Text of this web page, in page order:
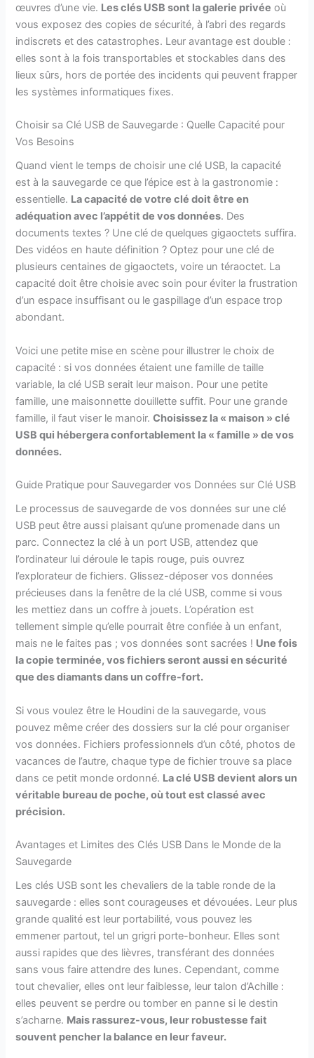
œuvres d’une vie. Les clés USB sont la galerie privée où
vous exposez des copies de sécurité, à l’abri des regards
indiscrets et des catastrophes. Leur avantage est double :
elles sont à la fois transportables et stockables dans des
lieux sûrs, hors de portée des incidents qui peuvent frapper
les systèmes informatiques fixes.
Choisir sa Clé USB de Sauvegarde : Quelle Capacité pour
Vos Besoins
Quand vient le temps de choisir une clé USB, la capacité
est à la sauvegarde ce que l’épice est à la gastronomie :
essentielle. La capacité de votre clé doit être en
adéquation avec l’appétit de vos données. Des
documents textes ? Une clé de quelques gigaoctets suffira.
Des vidéos en haute définition ? Optez pour une clé de
plusieurs centaines de gigaoctets, voire un téraoctet. La
capacité doit être choisie avec soin pour éviter la frustration
d’un espace insuffisant ou le gaspillage d’un espace trop
abondant.
Voici une petite mise en scène pour illustrer le choix de
capacité : si vos données étaient une famille de taille
variable, la clé USB serait leur maison. Pour une petite
famille, une maisonnette douillette suffit. Pour une grande
famille, il faut viser le manoir.Choisissez la « maison » clé
USB qui hébergera confortablement la « famille » de vos
données.
Guide Pratique pour Sauvegarder vos Données sur Clé USB
Le processus de sauvegarde de vos données sur une clé
USB peut être aussi plaisant qu’une promenade dans un
parc. Connectez la clé à un port USB, attendez que
l’ordinateur lui déroule le tapis rouge, puis ouvrez
l’explorateur de fichiers. Glissez-déposer vos données
précieuses dans la fenêtre de la clé USB, comme si vous
les mettiez dans un coffre à jouets. L’opération est
tellement simple qu’elle pourrait être confiée à un enfant,
mais ne le faites pas ; vos données sont sacrées ! Une fois
la copie terminée, vos fichiers seront aussi en sécurité
que des diamants dans un coffre-fort.
Si vous voulez être le Houdini de la sauvegarde, vous
pouvez même créer des dossiers sur la clé pour organiser
vos données. Fichiers professionnels d’un côté, photos de
vacances de l’autre, chaque type de fichier trouve sa place
dans ce petit monde ordonné. La clé USB devient alors un
véritable bureau de poche, où tout est classé avec
précision.
Avantages et Limites des Clés USB Dans le Monde de la
Sauvegarde
Les clés USB sont les chevaliers de la table ronde de la
sauvegarde : elles sont courageuses et dévouées. Leur plus
grande qualité est leur portabilité, vous pouvez les
emmener partout, tel un grigri porte-bonheur. Elles sont
aussi rapides que des lièvres, transférant des données
sans vous faire attendre des lunes. Cependant, comme
tout chevalier, elles ont leur faiblesse, leur talon d’Achille :
elles peuvent se perdre ou tomber en panne si le destin
s’acharne. Mais rassurez-vous, leur robustesse fait
souvent pencher la balance en leur faveur.